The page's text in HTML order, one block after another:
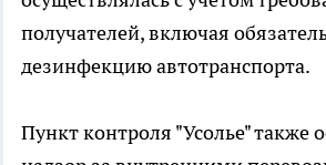
получателей, включая
дезинфекцию автотранспорта.
Пункт контроля "Усолье" также